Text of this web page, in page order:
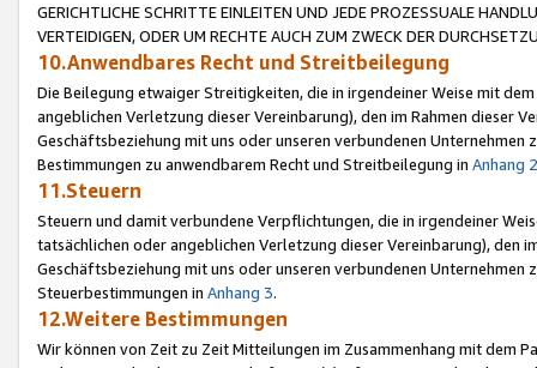
GERICHTLICHE SCHRITTE EINLEITEN UND JEDE PROZESSUALE
VERTEIDIGEN, ODER UM RECHTE AUCH ZUM ZWECK DER
10.Anwendbares Recht und Streitbeilegung
Die Beilegung etwaiger Streitigkeiten, die in irgendeiner Weise mit
angeblichen Verletzung dieser Vereinbarung), den im Rahmen dieser
Geschäftsbeziehung mit uns oder unseren verbundenen
Bestimmungen zu anwendbarem Recht und Streitbeilegung in Anhang 2
11.Steuern
Steuern und damit verbundene Verpflichtungen, die in irgendeiner
tatsächlichen oder angeblichen Verletzung dieser Vereinbarung), den
Geschäftsbeziehung mit uns oder unseren verbundenen
Steuerbestimmungen in Anhang 3.
12.Weitere Bestimmungen
Wir können von Zeit zu Zeit Mitteilungen im Zusammenhang mit dem